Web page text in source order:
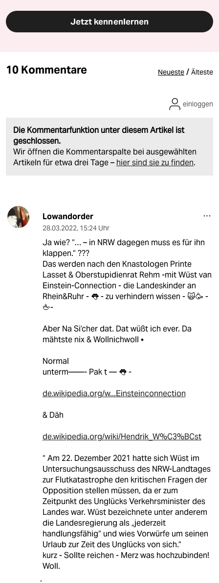
Jetzt kennenlernen
10 Kommentare Neueste / Älteste
Die Kommentarfunktion unter diesem Artikel ist
geschlossen.
Wir öffnen die Kommentarspalte bei ausgewählten
Artikeln für etwa drei Tage – hier sind sie zu finden.
einloggen
Lowandorder
28.03.2022, 15:24 Uhr
Ja wie? “… – in NRW dagegen muss es für ihn
klappen.“ ???
Das werden nach den Knastologen Printe
Lasset & Oberstupidienrat Rehm -mit Wüst van
Einstein-Connection - die Landeskinder an
Rhein&Ruhr - 👅 - zu verhindern wissen - 🙀🥳 -
🖕-
Aber Na Si’cher dat. Dat wüßt ich ever. Da
mähtste nix & Wollnichwoll •
Normal
unterm——- Pak t — 👅 -
de.wikipedia.org/w...Einsteinconnection
& Däh
de.wikipedia.org/wiki/Hendrik_W%C3%BCst
“ Am 22. Dezember 2021 hatte sich Wüst im
Untersuchungsausschuss des NRW-Landtages
zur Flutkatastrophe den kritischen Fragen der
Opposition stellen müssen, da er zum
Zeitpunkt des Unglücks Verkehrsminister des
Landes war. Wüst bezeichnete unter anderem
die Landesregierung als „jederzeit
handlungsfähig“ und wies Vorwürfe um seinen
Urlaub zur Zeit des Unglücks von sich.“
kurz - Sollte reichen - Merz was hochzubinden!
Woll.